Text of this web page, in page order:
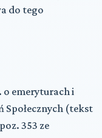
do tego
o emeryturach i
Społecznych (tekst
353 ze